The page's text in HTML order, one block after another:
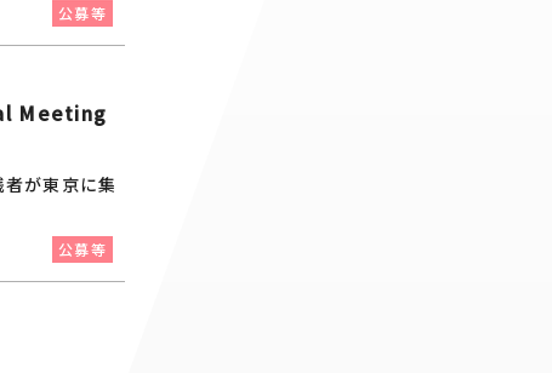
公募等
Meeting
が東京に集
公募等